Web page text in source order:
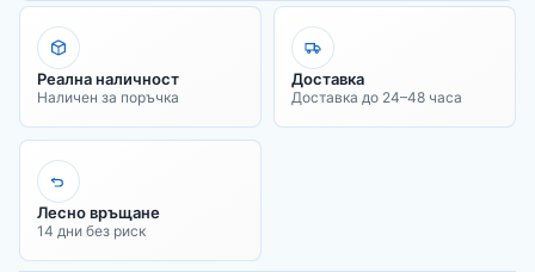
Реална наличност
Наличен за поръчка
Доставка
Доставка до 24–48 часа
Лесно връщане
14 дни без риск